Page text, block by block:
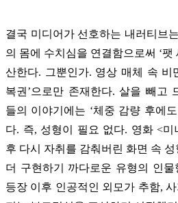
결국 미디어가 선호하는 내러티브
의 몸에 수치심을 연결함으로써 ‘팻
산한다. 그뿐인가. 영상 매체 속 비
복권’으로만 존재한다. 살을 빼고
들의 이야기에는 ‘체중 감량 후에
다. 즉, 성형이 필요 없다. 영화 <미
후 다시 자취를 감춰버린 화면 속
더 구현하기 까다로운 유형의 인물
등장 이후 인공적인 외모가 추함,